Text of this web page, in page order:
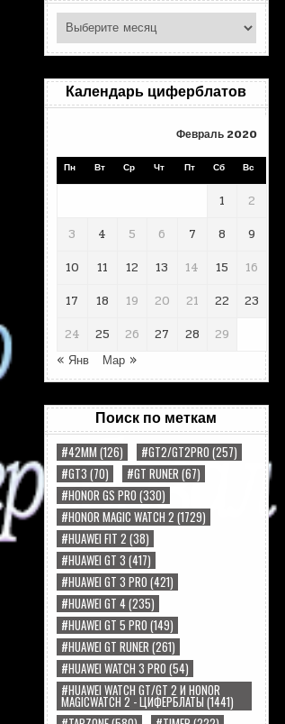
Циферблаты
месяцам
Календарь циферблатов
Февраль 2020
Пн Вт Ср Чт Пт Сб Вс
1
2
3
4 5 6 7 8
9
10
11 12 13 14 15
16
17
18 19 20 21 22
23
24
25 26 27 28
29
« Янв
Мар »
Поиск по меткам
#42MM (126) #GT2/GT2PRO (257)
#GT3 (70) #GT RUNER (67)
#HONOR GS PRO (330)
#HONOR MAGIC WATCH 2 (1729)
#HUAWEI FIT 2 (38)
#HUAWEI GT 3 (417)
#HUAWEI GT 3 PRO (421)
#HUAWEI GT 4(235)
#HUAWEI GT 5 PRO (149)
#HUAWEI GT RUNER (261)
#HUAWEI WATCH 3 PRO (54)
#HUAWEI WATCH GT/GT 2 И HONOR
MAGICWATCH 2 - ЦИФЕРБЛАТЫ(1441)